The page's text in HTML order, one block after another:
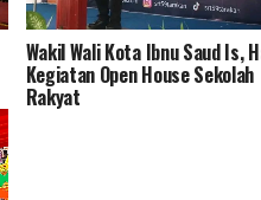
Wakil Wali Kota Ibnu Saud Is,
Kegiatan Open House Sekolah
Rakyat